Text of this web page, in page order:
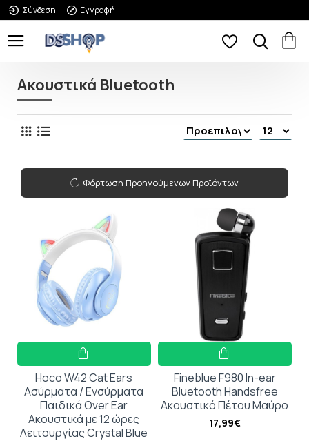
Σύνδεση Εγγραφή
Ακουστικά Bluetooth
Φόρτωση Προηγούμενων Προϊόντων
Hoco W42 Cat Ears
Ασύρματα / Ενσύρματα
Παιδικά Over Ear
Ακουστικά με 12 ώρες
Λειτουργίας Crystal Blue
Fineblue F980 In-ear
Bluetooth Handsfree
Ακουστικό Πέτου Μαύρο
17,99€